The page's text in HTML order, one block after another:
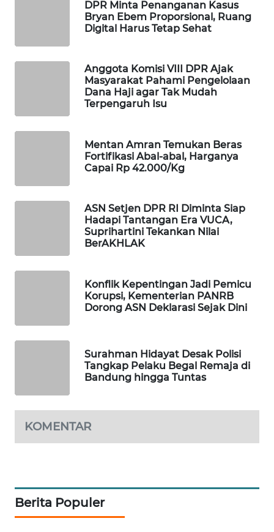
DPR Minta Penanganan Kasus
Bryan Ebem Proporsional, Ruang
Digital Harus Tetap Sehat
Anggota Komisi VIII DPR Ajak
Masyarakat Pahami Pengelolaan
Dana Haji agar Tak Mudah
Terpengaruh Isu
Mentan Amran Temukan Beras
Fortifikasi Abal-abal, Harganya
Capai Rp 42.000/Kg
ASN Setjen DPR RI Diminta Siap
Hadapi Tantangan Era VUCA,
Suprihartini Tekankan Nilai
BerAKHLAK
Konflik Kepentingan Jadi Pemicu
Korupsi, Kementerian PANRB
Dorong ASN Deklarasi Sejak Dini
Surahman Hidayat Desak Polisi
Tangkap Pelaku Begal Remaja di
Bandung hingga Tuntas
KOMENTAR
Berita Populer
METRO
METRO
MEDAN
NEWS
JURNAL
MARITIM
NEWS
ENERGI
NEWS